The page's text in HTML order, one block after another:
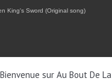
Bienvenue sur Au Bout De La
King's Sword (Original song)
SUR FACEBOOK